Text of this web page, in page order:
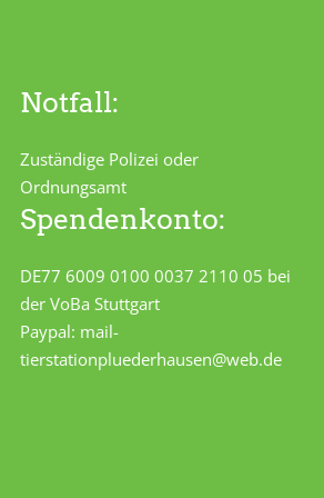
Notfall:
Zuständige Polizei oder
Ordnungsamt
Spendenkonto:
DE77 6009 0100 0037 2110 05 bei
der VoBa Stuttgart
Paypal: mail-
tierstationpluederhausen@web.de